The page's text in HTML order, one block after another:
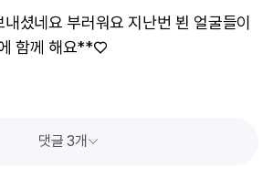
셨네요 부러워요 지난번 뵌 얼굴들이
함께 해요**♡
댓글 3개